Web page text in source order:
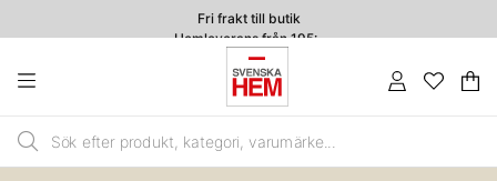
Fri frakt till butik
Hemleverans från 195:-
.